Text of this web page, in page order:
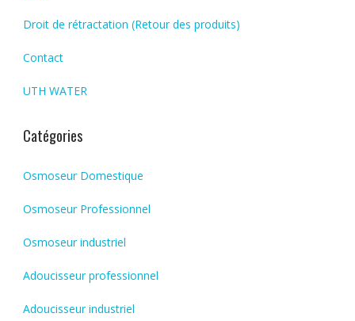
Droit de rétractation (Retour des produits)
Contact
UTH WATER
Catégories
Osmoseur Domestique
Osmoseur Professionnel
Osmoseur industriel
Adoucisseur professionnel
Adoucisseur industriel